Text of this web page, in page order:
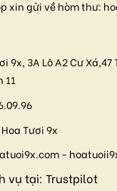
xin gửi về hòm thư:
9x, 3A Lô A2 Cư
11
Tươi 9x
-
vụ tại: Trustpilot